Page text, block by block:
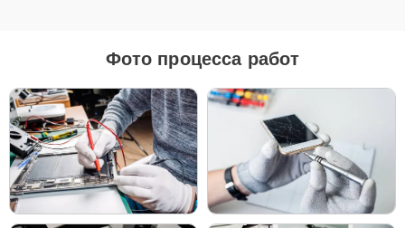
91-25или оставьтеЗаявку на сайте. В течение минуты специалист
службы поддержки свяжется с вами для уточнения всех вопросов
и записи на диагностику и ремонт вашего планшета.
Главные особенности
сервиса
Фото процесса работ